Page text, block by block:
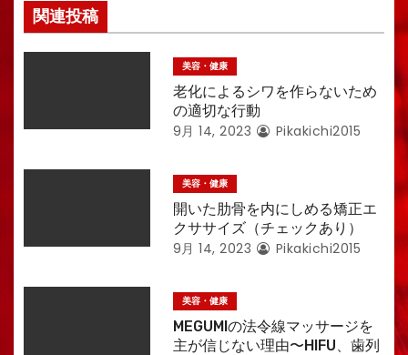
関連投稿
美容・健康
老化によるシワを作らないため
の適切な行動
9月 14, 2023 Pikakichi2015
美容・健康
開いた肋骨を内にしめる矯正エ
クササイズ（チェックあり）
9月 14, 2023 Pikakichi2015
美容・健康
MEGUMIの法令線マッサージを
主が信じない理由〜HIFU、歯列